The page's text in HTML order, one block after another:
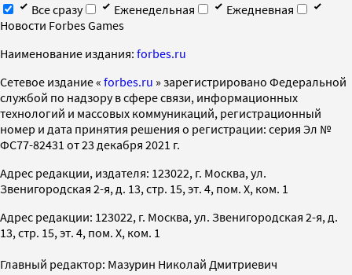
Все сразу
Еженедельная
Ежедневная
Новости Forbes Games
Наименование издания: forbes.ru
Cетевое издание « forbes.ru » зарегистрировано Федеральной
службой по надзору в сфере связи, информационных
технологий и массовых коммуникаций, регистрационный
номер и дата принятия решения о регистрации: серия Эл №
ФС77-82431 от 23 декабря 2021 г.
Адрес редакции, издателя: 123022, г. Москва, ул.
Звенигородская 2-я, д. 13, стр. 15, эт. 4, пом. X, ком. 1
Адрес редакции: 123022, г. Москва, ул. Звенигородская 2-я, д.
13, стр. 15, эт. 4, пом. X, ком. 1
Главный редактор: Мазурин Николай Дмитриевич